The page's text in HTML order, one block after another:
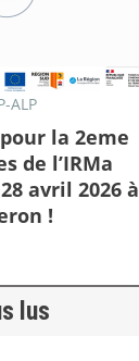
ALP
la 2eme
de l’IRMa
avril 2026 à
!
lus